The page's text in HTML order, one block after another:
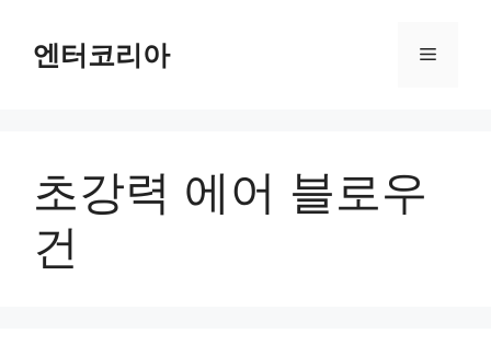
엔터코리아 메
초강력 에어 블로우
건